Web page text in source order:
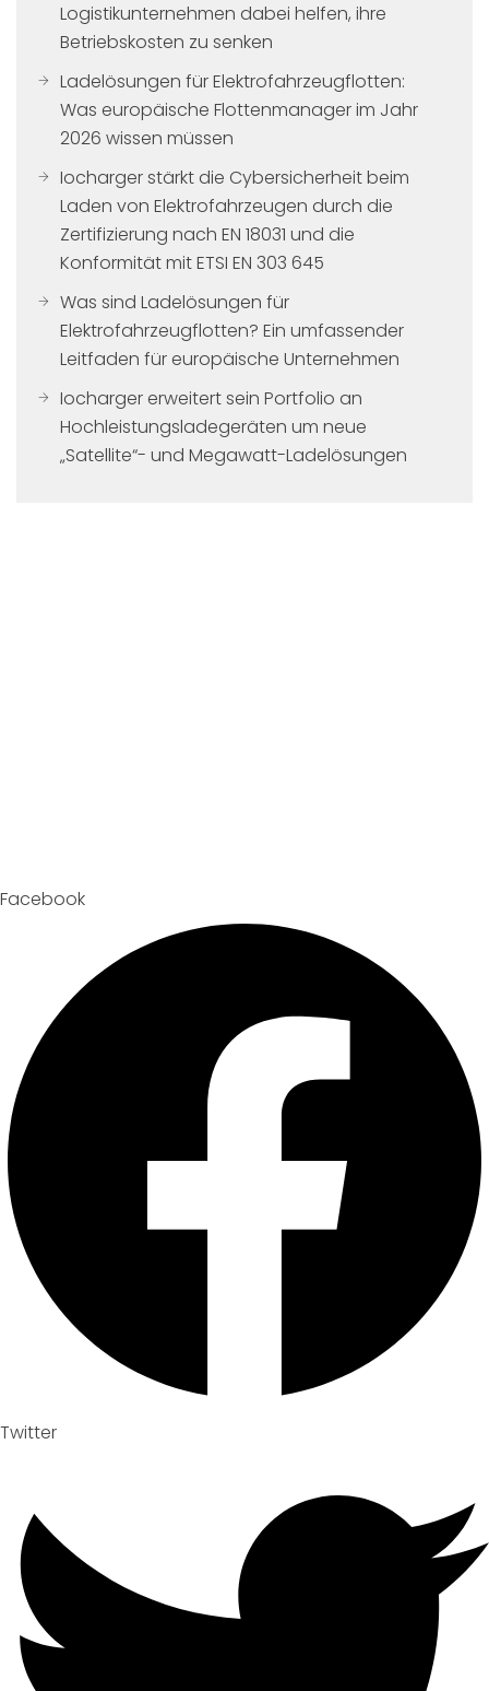
Logistikunternehmen dabei helfen, ihre
Betriebskosten zu senken
Ladelösungen für Elektrofahrzeugflotten:
Was europäische Flottenmanager im Jahr
2026 wissen müssen
Iocharger stärkt die Cybersicherheit beim
Laden von Elektrofahrzeugen durch die
Zertifizierung nach EN 18031 und die
Konformität mit ETSI EN 303 645
Was sind Ladelösungen für
Elektrofahrzeugflotten? Ein umfassender
Leitfaden für europäische Unternehmen
Iocharger erweitert sein Portfolio an
Hochleistungsladegeräten um neue
„Satellite“- und Megawatt-Ladelösungen
Facebook
Twitter